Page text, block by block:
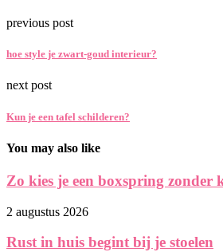
previous post
hoe style je zwart-goud interieur?
next post
Kun je een tafel schilderen?
You may also like
Zo kies je een boxspring zonder
2 augustus 2026
Rust in huis begint bij je stoelen